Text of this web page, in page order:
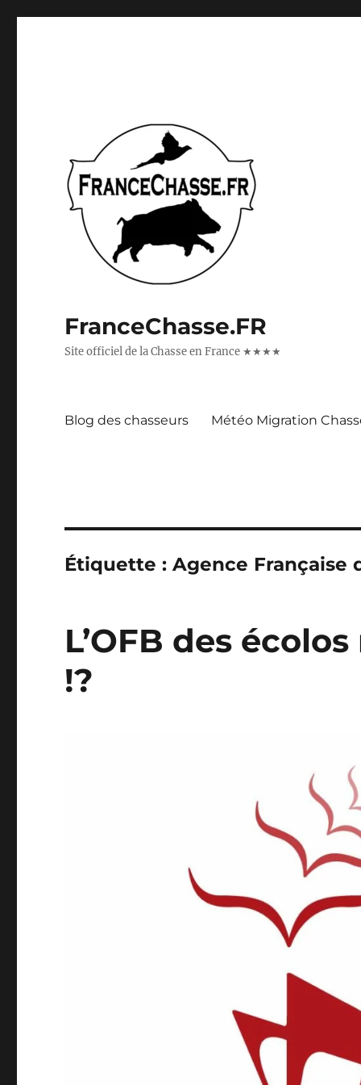
FranceChasse.FR
Site officiel de la Chasse en France ★★★★
Blog des chasseurs Météo Migration
Étiquette :Agence Française
L’OFB des
!?